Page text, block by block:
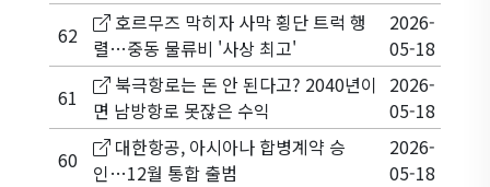
62
호르무즈 막히자 사막 횡단 트럭 행
렬…중동 물류비 '사상 최고'
2026-
05-18
61
북극항로는 돈 안 된다고? 2040년이
면 남방항로 못잖은 수익
2026-
05-18
60
대한항공, 아시아나 합병계약 승
인…12월 통합 출범
2026-
05-18